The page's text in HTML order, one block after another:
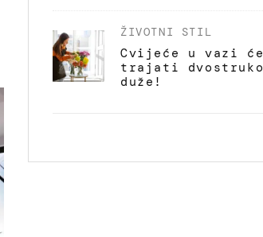
ŽIVOTNI STIL
Cvijeće u vazi će
trajati dvostruko
duže!